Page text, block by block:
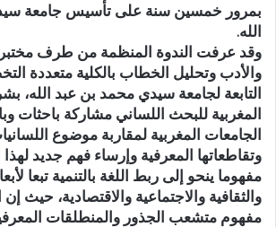
بمرور خمسين سنة على تأسيس جامعة
الله.
وقد عرفت الندوة المنظمة من طرف مختبر
والأدب وتحليل الخطاب بالكلية متعددة
التابعة لجامعة سيدي محمد بن عبد الله،
المغربية للبحث اللساني مشاركة باحثات
الجامعات المغربية لمقاربة موضوع
وتقاطعاتها المعرفية وإرساء فهم جديد لهذا
مفهوما ينحو إلى ربط اللغة بالتنمية تبعا
والثقافية والاجتماعية والاقتصادية، حيث إن
مفهوم متشعب الجذور والمنطلقات